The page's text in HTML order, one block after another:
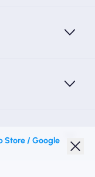
Store / Google